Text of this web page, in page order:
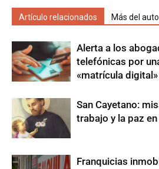
Artículo relacionados Más del
Alerta a los
telefónicas por
«matrícula digital»
San Cayetano:
trabajo y la paz
Franquicias